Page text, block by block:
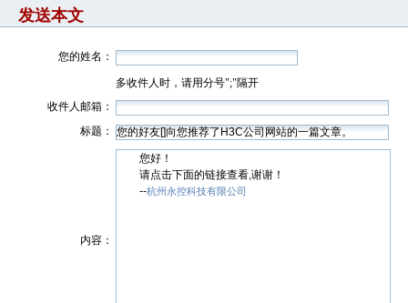
发送本文
您的姓名：
多收件人时，请用分号";"隔开
收件人邮箱：
标题：
内容：
您好！
请点击下面的链接查看,谢谢！
--杭州永控科技有限公司